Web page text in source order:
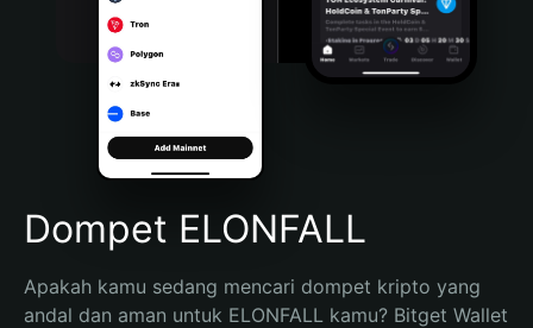
Português (Brasil)
Español (Argentina)
Dompet ELONFALL
Apakah kamu sedang mencari dompet kripto yang
andal dan aman untuk ELONFALL kamu? Bitget Wallet